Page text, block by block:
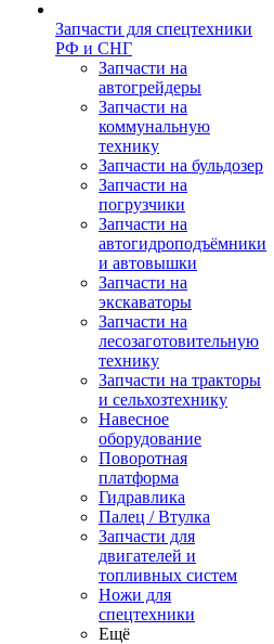
Запчасти для спецтехники
РФ и СНГ
Запчасти на
автогрейдеры
Запчасти на
коммунальную
технику
Запчасти на бульдозер
Запчасти на
погрузчики
Запчасти на
автогидроподъёмники
и автовышки
Запчасти на
экскаваторы
Запчасти на
лесозаготовительную
технику
Запчасти на тракторы
и сельхозтехнику
Навесное
оборудование
Поворотная
платформа
Гидравлика
Палец / Втулка
Запчасти для
двигателей и
топливных систем
Ножи для
спецтехники
Ещё